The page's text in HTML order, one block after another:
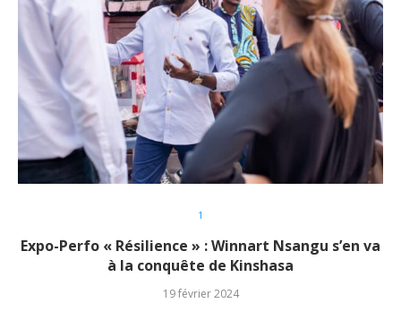
1
Expo-Perfo « Résilience » : Winnart Nsangu s’en va
à la conquête de Kinshasa
19 février 2024